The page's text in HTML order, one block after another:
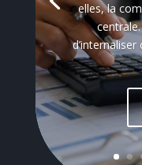
elles, la